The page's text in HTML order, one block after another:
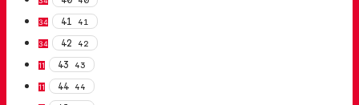
34 41 41
34 42 42
11 43 43
11 44 44